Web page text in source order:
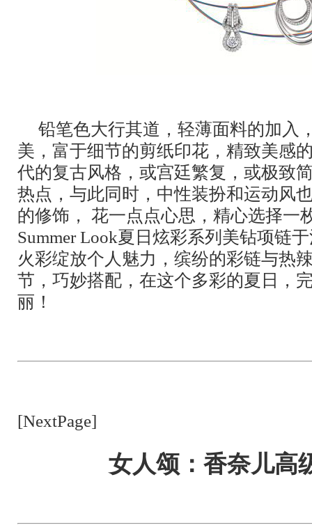
铅笔色大行其道，轻薄面料的加入
美，富于细节的剪纸印花，精致美感
代的复古风格，或宫廷繁复，或极致
热点，与此同时，中性装扮和运动风
的修饰， 花一点点心思，精心选择一
Summer Look夏日炫彩系列美钻项链
火彩绽放个人魅力，缤纷的彩链与热
节，巧妙搭配，在这个多彩的夏日，
丽！
[NextPage]
女人颂：香奈儿高